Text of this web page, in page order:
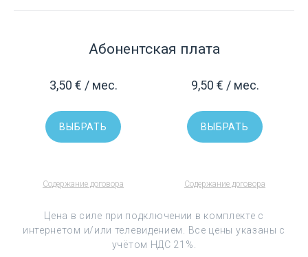
Абонентская плата
3,50 € / мес. 9,50 € / мес.
ВЫБРАТЬ ВЫБРАТЬ
Содержание договора Содержание договора
Цена в силе при подключении в комплекте с
интернетом и/или телевидением. Все цены указаны с
учётом НДС 21%.